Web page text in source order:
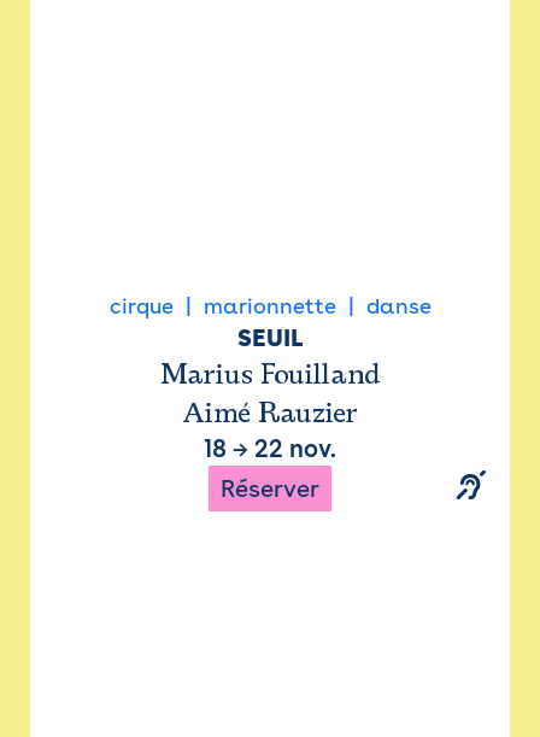
cirque marionnette danse
SEUIL
Marius Fouilland
Aimé Rauzier
18 → 22 nov.
Réserver